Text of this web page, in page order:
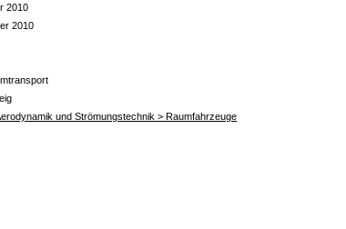
2010
2010
und Strömungstechnik > Raumfahrzeuge